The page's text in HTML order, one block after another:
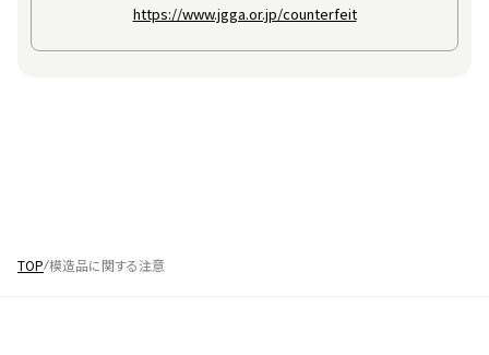
TOP 模造品に関する注意
https://www.jgga.or.jp/counterfeit